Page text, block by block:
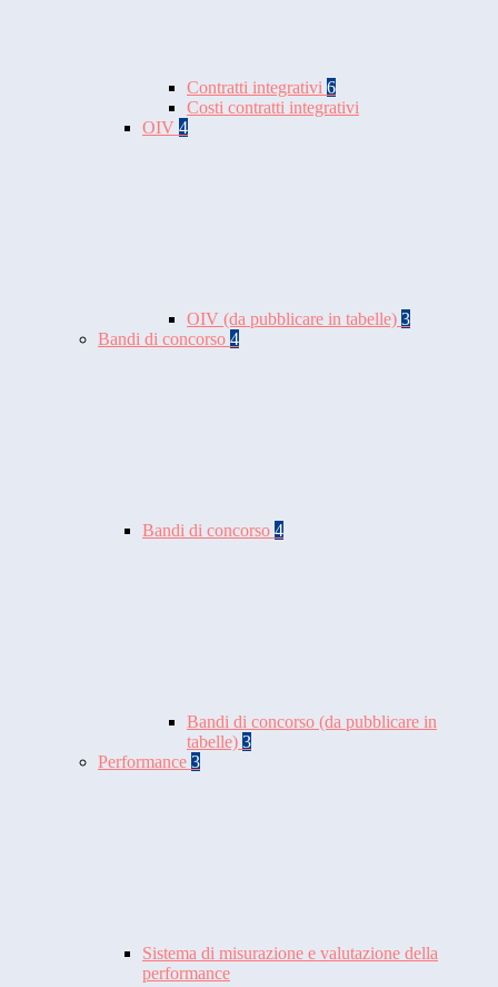
Contratti integrativi 6
Costi contratti integrativi
OIV 4
OIV (da pubblicare in tabelle) 3
Bandi di concorso 4
Bandi di concorso 4
Bandi di concorso (da pubblicare in
tabelle) 3
Performance 3
Sistema di misurazione e valutazione della
performance